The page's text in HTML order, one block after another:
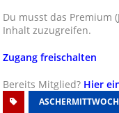
Du musst das Premium
Inhalt zuzugreifen.
Zugang freischalten
Bereits Mitglied? Hier
ASCHERMITTWOCH